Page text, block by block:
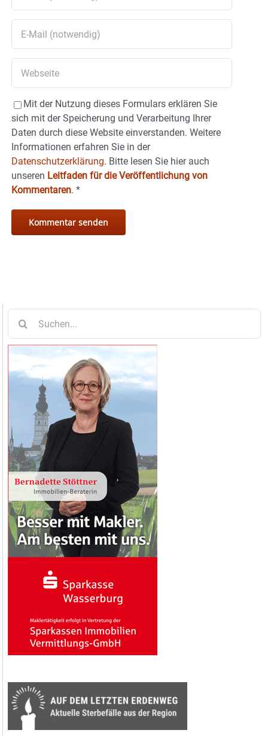
Mit der Nutzung dieses Formulars erklären Sie
sich mit der Speicherung und Verarbeitung Ihrer
Daten durch diese Website einverstanden. Weitere
Informationen erfahren Sie in der
Datenschutzerklärung. Bitte lesen Sie hier auch
unseren Leitfaden für die Veröffentlichung von
Kommentaren. *
nach: